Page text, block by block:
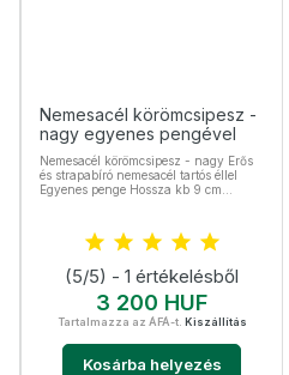
Nemesacél körömcsipesz -
nagy egyenes pengével
Nemesacél körömcsipesz - nagy Erős
és strapabíró nemesacél tartós éllel
Egyenes penge Hossza kb 9 cm
(5/5) - 1 értékelésből
Ár
3 200 HUF
Tartalmazza az ÁFÁ-t. Kiszállítás
Kosárba helyezés